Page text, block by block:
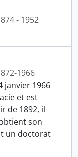
- 1952
1966
janvier 1966
et est
de 1892, il
son
un doctorat